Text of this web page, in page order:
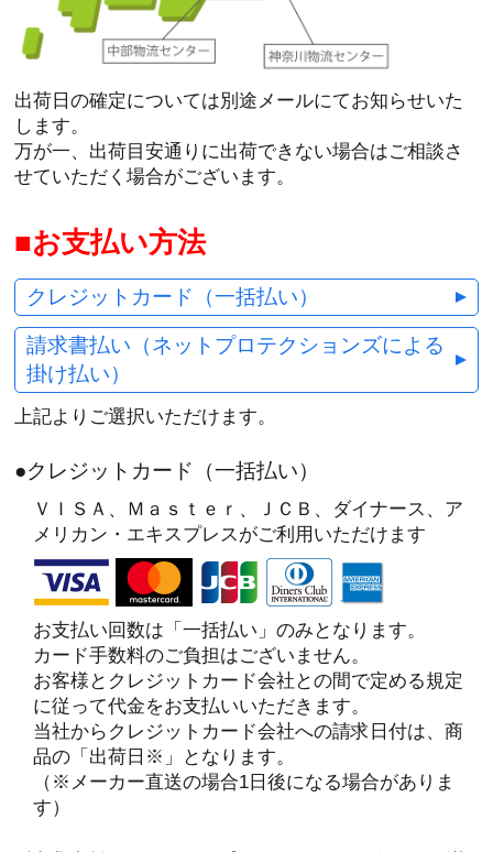
出荷日の確定については別途メールにてお知らせいた
します。
万が一、出荷目安通りに出荷できない場合はご相談さ
せていただく場合がございます。
お支払い方法
クレジットカード（一括払い）
請求書払い（ネットプロテクションズによる
掛け払い）
上記よりご選択いただけます。
●クレジットカード（一括払い）
ＶＩＳＡ、Ｍａｓｔｅｒ、ＪＣＢ、ダイナース、ア
メリカン・エキスプレスがご利用いただけます
お支払い回数は「一括払い」のみとなります。
カード手数料のご負担はございません。
お客様とクレジットカード会社との間で定める規定
に従って代金をお支払いいただきます。
当社からクレジットカード会社への請求日付は、商
品の「出荷日※」となります。
（※メーカー直送の場合1日後になる場合がありま
す）